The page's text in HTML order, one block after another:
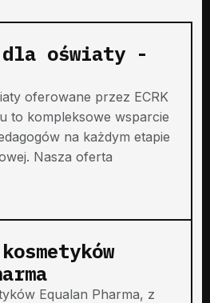
oświaty -
oferowane przez ECRK
to kompleksowe wsparcie
na każdym etapie
Nasza oferta
Equalan Pharma, z